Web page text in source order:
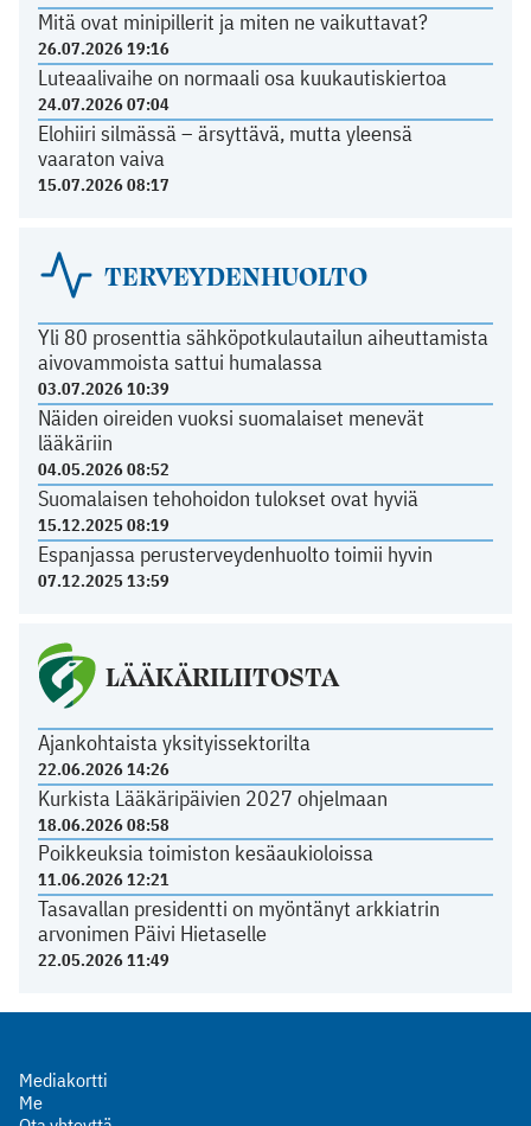
Mitä ovat minipillerit ja miten ne vaikuttavat?
26.07.2026 19:16
Luteaalivaihe on normaali osa kuukautiskiertoa
24.07.2026 07:04
Elohiiri silmässä – ärsyttävä, mutta yleensä
vaaraton vaiva
15.07.2026 08:17
TERVEYDENHUOLTO
Yli 80 prosenttia sähköpotkulautailun aiheuttamista
aivovammoista sattui humalassa
03.07.2026 10:39
Näiden oireiden vuoksi suomalaiset menevät
lääkäriin
04.05.2026 08:52
Suomalaisen tehohoidon tulokset ovat hyviä
15.12.2025 08:19
Espanjassa perusterveydenhuolto toimii hyvin
07.12.2025 13:59
LÄÄKÄRILIITOSTA
Ajankohtaista yksityissektorilta
22.06.2026 14:26
Kurkista Lääkäripäivien 2027 ohjelmaan
18.06.2026 08:58
Poikkeuksia toimiston kesäaukioloissa
11.06.2026 12:21
Tasavallan presidentti on myöntänyt arkkiatrin
arvonimen Päivi Hietaselle
22.05.2026 11:49
Mediakortti
Me